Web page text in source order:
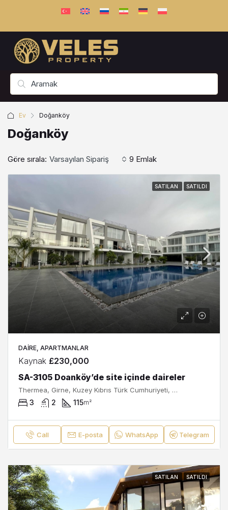
Ev Doğanköy
Doğanköy
9 Emlak
Göre sırala: Varsayılan Sipariş
SATILAN SATILDI
DAIRE, APARTMANLAR
Kaynak £230,000
SA-3105 Doanköy’de site içinde daireler
Thermea, Girne, Kuzey Kıbrıs Türk Cumhuriyeti, 99320, Kıbrıs
3 2 115m²
Call E-posta WhatsApp Telegram
SATILAN SATILDI